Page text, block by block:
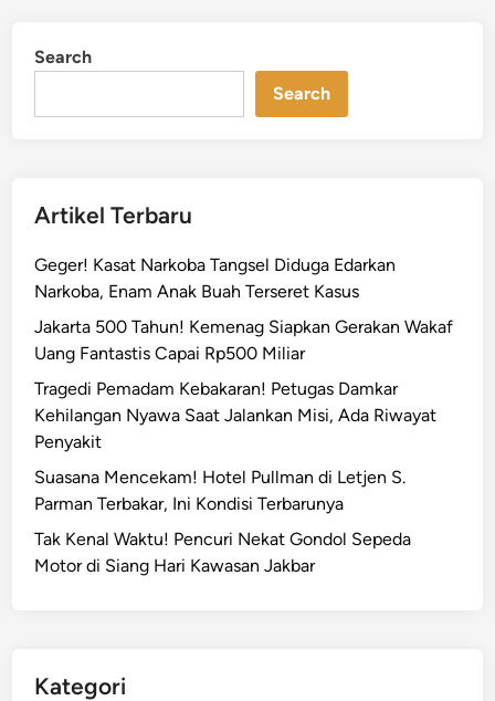
t
s
a
a
a
n
d
i
k
a
r
t
a
Search
Search
Artikel Terbaru
Geger! Kasat Narkoba Tangsel Diduga Edarkan
Narkoba, Enam Anak Buah Terseret Kasus
Jakarta 500 Tahun! Kemenag Siapkan Gerakan Wakaf
Uang Fantastis Capai Rp500 Miliar
Tragedi Pemadam Kebakaran! Petugas Damkar
Kehilangan Nyawa Saat Jalankan Misi, Ada Riwayat
Penyakit
Suasana Mencekam! Hotel Pullman di Letjen S.
Parman Terbakar, Ini Kondisi Terbarunya
Tak Kenal Waktu! Pencuri Nekat Gondol Sepeda
Motor di Siang Hari Kawasan Jakbar
Kategori